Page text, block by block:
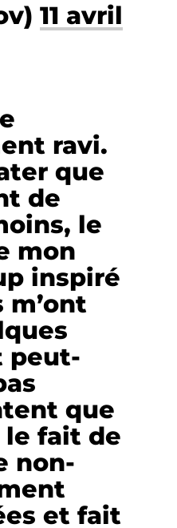
11 avril
ravi.
que
de
le
mon
inspiré
m’ont
peut-
que
le fait de
non-
et fait